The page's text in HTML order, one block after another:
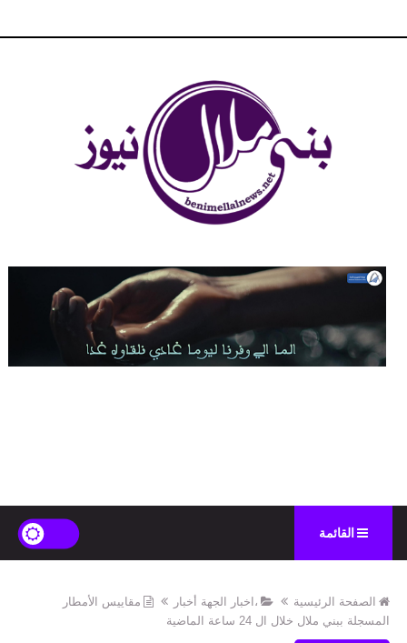
القائمة
الصفحة الرئيسية ،اخبار الجهة أخبار
مقاييس الأمطار
المسجلة ببني ملال خلال ال 24 ساعة الماضية